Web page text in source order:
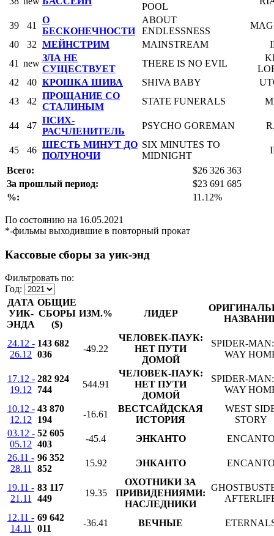
POOL
39 41
О
БЕСКОНЕЧНОСТИ
ABOUT
ENDLESSNESS
40
32 МЕЙНСТРИМ MAINSTREAM
41 new
ЗЛА НЕ
СУЩЕСТВУЕТ
THERE IS NO EVIL
42
40 КРОШКА ШИВА SHIVA BABY
43
42
ПРОЩАНИЕ СО
СТАЛИНЫМ
STATE FUNERALS
44 47
ПСИХ-
РАСЧЛЕНИТЕЛЬ
PSYCHO GOREMAN
45 46
ШЕСТЬ МИНУТ ДО
ПОЛУНОЧИ
SIX MINUTES TO
MIDNIGHT
Всего:
$26 326 363
За прошлый период:
$23 691 685
%:
11.12%
По состоянию на 16.05.2021
*-фильмы выходившие в повторный прокат
Кассовые сборы за уик-энд
Фильтровать по:
Год:
ДАТА
УИК-
ЭНДА
ОБЩИЕ
СБОРЫ
($)
ИЗМ.% ЛИДЕР
24.12 -
26.12
143 682
036
-49.22
ЧЕЛОВЕК-ПАУК:
НЕТ ПУТИ
ДОМОЙ
SPIDER-
WAY
17.12 -
19.12
282 924
744
544.91
ЧЕЛОВЕК-ПАУК:
НЕТ ПУТИ
ДОМОЙ
SPIDER-
WAY
10.12 -
12.12
43 870
194
-16.61
ВЕСТСАЙДСКАЯ
ИСТОРИЯ
WEST
STORY
03.12 -
05.12
52 605
403
-45.4 ЭНКАНТО
26.11 -
28.11
96 352
852
15.92 ЭНКАНТО
19.11 -
21.11
83 117
449
19.35
ОХОТНИКИ ЗА
ПРИВИДЕНИЯМИ:
НАСЛЕДНИКИ
12.11 -
14.11
69 642
011
-36.41 ВЕЧНЫЕ